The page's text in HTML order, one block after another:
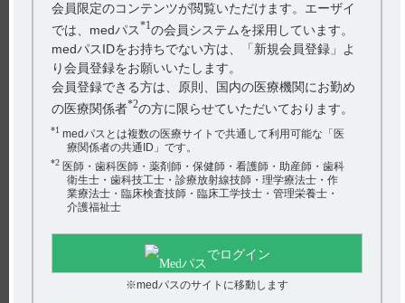
【関連情報】
不整脈薬物治療ガイドライン（2020年改訂版）には、心房細動
の項に、病態生理および電気生理学的機序について以下の記載
があります。（引用6）
■心房細動の病態生理
肺静脈を含む心房においては、トリガー（心房細動の引き金と
なる期外収縮）となる異常興奮（自動能／自動興奮）の発生
と、リエントリーが成立するための不整脈基質の形成が心房細
動の発症・維持の病態である。不整脈基質の形成には危険因子
による心房リモデリングと心房細動そのものによる心房リモデ
リングの2つが重要である。心房リモデリングは伝導障害や不
応期短縮を特徴とするイオンチャネルの変化に代表される電気
的リモデリングと、心筋組織の線維化に代表される構造的リモ
デリングから構成される。心房リモデリングは心房腔の凝固系
亢進による血栓形成に働く。心房リモデリングを惹起する危険
因子として高血圧・肥満・糖尿病や睡眠呼吸障害の合併が臨床
■心房細動の電気生理学的機序
・不整脈基質を作る心房筋の電気的リモデリング
心房細動が発作性から持続性へと進行する性質は “Atrial
fibrillation（AF） begets AF” という概念で示される。これは心
房筋の電気的リモデリングによる心房不応期の短縮と周期長の
会員限定のコンテンツが閲覧いただけます。エーザイ
では、medパス*1の会員システムを採用しています。
medパスIDをお持ちでない方は、「新規会員登録」よ
り会員登録をお願いいたします。
会員登録できる方は、原則、国内の医療機関にお勤め
の医療関係者*2の方に限らせていただいております。
*1 medパスとは複数の医療サイトで共通して利用可能な「医
療関係者の共通ID」です。
*2 医師・歯科医師・薬剤師・保健師・看護師・助産師・歯科
衛生士・歯科技工士・診療放射線技師・理学療法士・作
業療法士・臨床検査技師・臨床工学技士・管理栄養士・
介護福祉士
でログイン
※medパスのサイトに移動します